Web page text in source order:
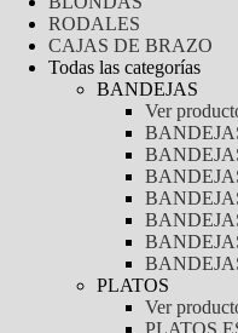
RODALES
CAJAS DE BRAZO
Todas las categorías
BANDEJAS
Ver
PLATOS
Ver
PLATOS